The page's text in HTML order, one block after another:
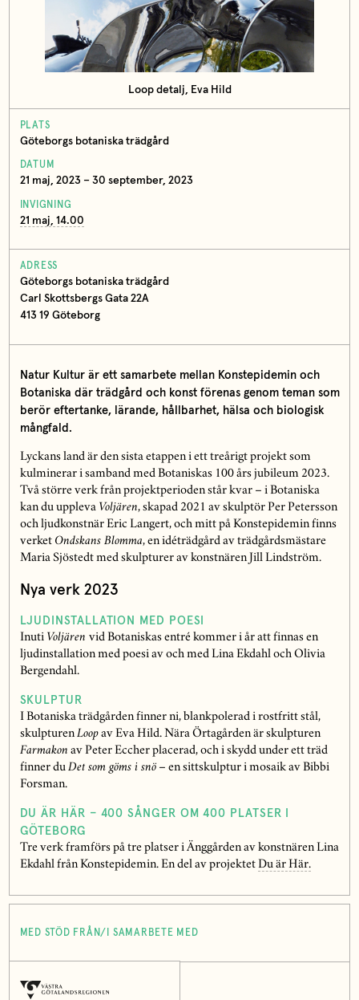
Loop detalj, Eva Hild
PLATS
Göteborgs botaniska trädgård
DATUM
21 maj, 2023 – 30 september, 2023
INVIGNING
21 maj, 14.00
ADRESS
Göteborgs botaniska trädgård
Carl Skottsbergs Gata 22A
413 19 Göteborg
Natur Kultur är ett samarbete mellan Konstepidemin och
Botaniska där trädgård och konst förenas genom teman som
berör eftertanke, lärande, hållbarhet, hälsa och biologisk
mångfald.
Lyckans land är den sista etappen i ett treårigt projekt som
kulminerar i samband med Botaniskas 100 års jubileum 2023.
Två större verk från projektperioden står kvar – i Botaniska
kan du uppleva Voljären, skapad 2021 av skulptör Per Petersson
och ljudkonstnär Eric Langert, och mitt på Konstepidemin finns
verket Ondskans Blomma, en idéträdgård av trädgårdsmästare
Maria Sjöstedt med skulpturer av konstnären Jill Lindström.
Nya verk 2023
LJUDINSTALLATION MED POESI
Inuti Voljären vid Botaniskas entré kommer i år att finnas en
ljudinstallation med poesi av och med Lina Ekdahl och Olivia
Bergendahl.
SKULPTUR
I Botaniska trädgården finner ni, blankpolerad i rostfritt stål,
skulpturenLoopav Eva Hild. Nära Örtagården är skulpturen
Farmakon av Peter Eccher placerad, och i skydd under ett träd
finner du Det som göms i snö– en sittskulptur i mosaik av Bibbi
Forsman.
DU ÄR HÄR – 400 SÅNGER OM 400 PLATSER I
GÖTEBORG
Tre verk framförs på tre platser i Änggården av konstnären Lina
Ekdahl från Konstepidemin. En del av projektet Du är Här.
MED STÖD FRÅN/I SAMARBETE MED